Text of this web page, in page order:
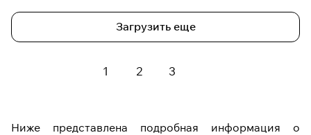
Загрузить еще
1 2 3
Ниже представлена подробная информация о